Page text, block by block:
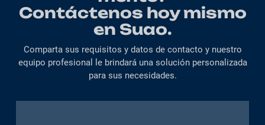
Contáctenos hoy mismo
en Suao.
Comparta sus requisitos y datos de contacto y nuestro
equipo profesional le brindará una solución personalizada
para sus necesidades.